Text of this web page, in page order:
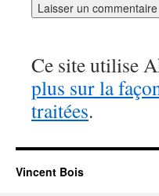
Ce site utilise
plus sur la
traitées.
Vincent Bois